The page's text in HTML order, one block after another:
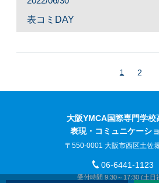
表コミDAY
1 2
大阪YMCA国際専門学校
表現・コミュニケーシ
〒550-0001 大阪市西区土佐
06-6441-1123
受付時間 9:30～17:30 (土日